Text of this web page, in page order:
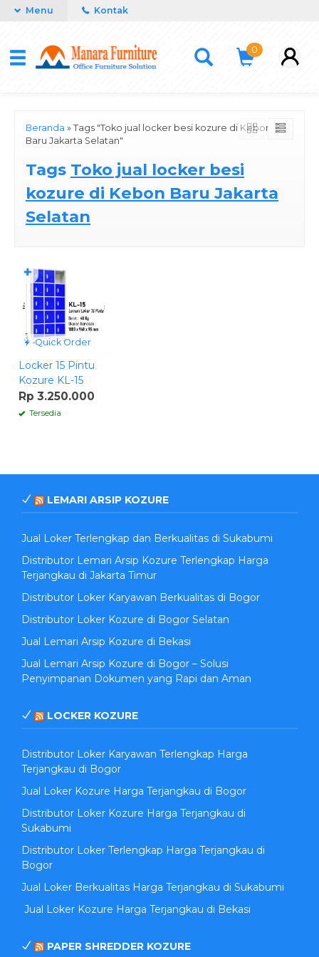
Menu Kontak
0
Beranda » Tags "Toko jual locker besi kozure di Kebon
Baru Jakarta Selatan"
Tags Toko jual locker besi
kozure di Kebon Baru Jakarta
Selatan
Quick Order
Locker 15 Pintu
Kozure KL-15
Rp 3.250.000
Tersedia
✚
LEMARI ARSIP KOZURE
Jual Loker Terlengkap dan Berkualitas di Sukabumi
Distributor Lemari Arsip Kozure Terlengkap Harga
Terjangkau di Jakarta Timur
Distributor Loker Karyawan Berkualitas di Bogor
Distributor Loker Kozure di Bogor Selatan
Jual Lemari Arsip Kozure di Bekasi
Jual Lemari Arsip Kozure di Bogor – Solusi
Penyimpanan Dokumen yang Rapi dan Aman
LOCKER KOZURE
Distributor Loker Karyawan Terlengkap Harga
Terjangkau di Bogor
Jual Loker Kozure Harga Terjangkau di Bogor
Distributor Loker Kozure Harga Terjangkau di
Sukabumi
Distributor Loker Terlengkap Harga Terjangkau di
Bogor
Jual Loker Berkualitas Harga Terjangkau di Sukabumi
Jual Loker Kozure Harga Terjangkau di Bekasi
PAPER SHREDDER KOZURE